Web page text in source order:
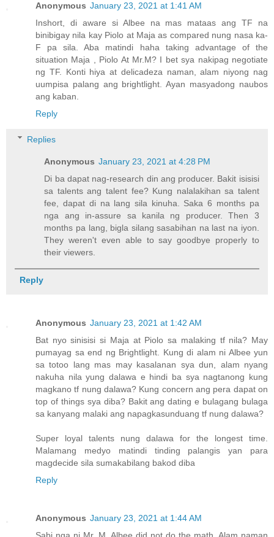
Anonymous January 23, 2021 at 1:41 AM
Inshort, di aware si Albee na mas mataas ang TF na
binibigay nila kay Piolo at Maja as compared nung nasa ka-
F pa sila. Aba matindi haha taking advantage of the
situation Maja , Piolo At Mr.M? I bet sya nakipag negotiate
ng TF. Konti hiya at delicadeza naman, alam niyong nag
uumpisa palang ang brightlight. Ayan masyadong naubos
ang kaban.
Reply
Replies
Anonymous January 23, 2021 at 4:28 PM
Di ba dapat nag-research din ang producer. Bakit isisisi
sa talents ang talent fee? Kung nalalakihan sa talent
fee, dapat di na lang sila kinuha. Saka 6 months pa
nga ang in-assure sa kanila ng producer. Then 3
months pa lang, bigla silang sasabihan na last na iyon.
They weren't even able to say goodbye properly to
their viewers.
Reply
Anonymous January 23, 2021 at 1:42 AM
Bat nyo sinisisi si Maja at Piolo sa malaking tf nila? May
pumayag sa end ng Brightlight. Kung di alam ni Albee yun
sa totoo lang mas may kasalanan sya dun, alam nyang
nakuha nila yung dalawa e hindi ba sya nagtanong kung
magkano tf nung dalawa? Kung concern ang pera dapat on
top of things sya diba? Bakit ang dating e bulagang bulaga
sa kanyang malaki ang napagkasunduang tf nung dalawa?
Super loyal talents nung dalawa for the longest time.
Malamang medyo matindi tinding palangis yan para
magdecide sila sumakabilang bakod diba
Reply
Anonymous January 23, 2021 at 1:44 AM